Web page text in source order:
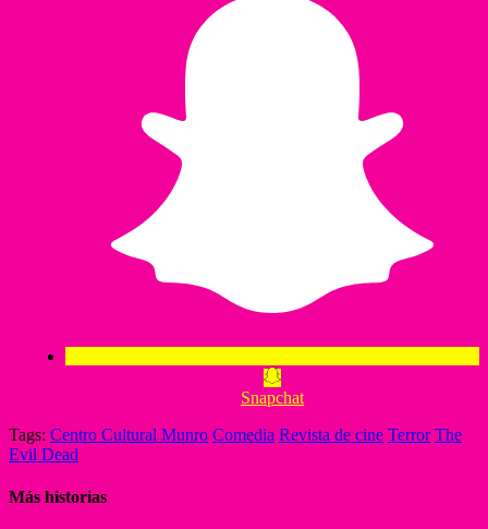
Snapchat
Tags: Centro Cultural Munro Comedia Revista de cine Terror The
Evil Dead
Más historias